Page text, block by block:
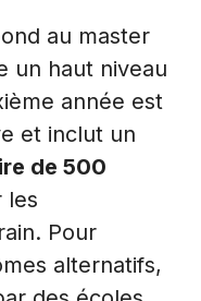
au master
un haut niveau
année est
et inclut un
de 500
les
Pour
alternatifs,